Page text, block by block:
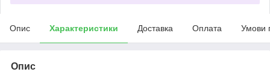
Опис Характеристики Доставка Оплата Умови
Опис